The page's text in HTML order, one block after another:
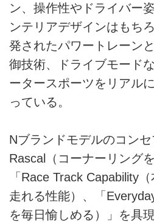
ン、操作性やドライバー
ンテリアデザインはもち
発されたパワートレーン
御技術、ドライブモード
ータースポーツをリアル
っている。
Nブランドモデルのコン
Rascal（コーナーリング
「Race Track Capability
走れる性能）、「
を毎日愉しめる）」を具